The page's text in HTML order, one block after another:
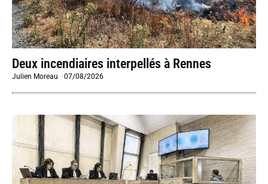
Deux incendiaires interpellés à Rennes
Julien Moreau -07/08/2026